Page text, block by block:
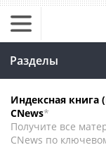
Разделы
Индексная книга
CNews*
Получите все
CNews по